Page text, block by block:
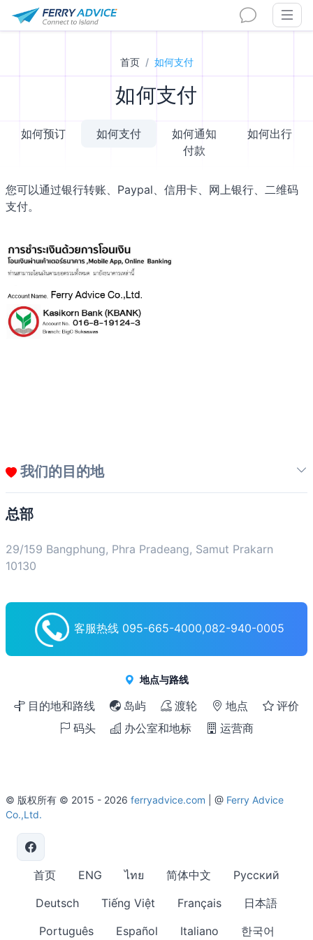
首页 如何支付
如何支付
如何预订 如何支付
如何通知
付款
如何出行
您可以通过银行转账、Paypal、信用卡、网上银行、二维码
支付。
我们的目的地
总部
29/159 Bangphung, Phra Pradeang, Samut Prakarn
10130
客服热线 095-665-4000,082-940-0005
地点与路线
目的地和路线 岛屿 渡轮 地点
评价
码头
办公室和地标 运营商
© 版权所有 © 2015 - 2026 ferryadvice.com | @ Ferry Advice
Co.,Ltd.
首页 ENG ไทย 简体中文
Русский
Deutsch
Tiếng Việt Français
日本語
Português
Español Italiano 한국어